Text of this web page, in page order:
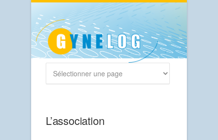
L’association